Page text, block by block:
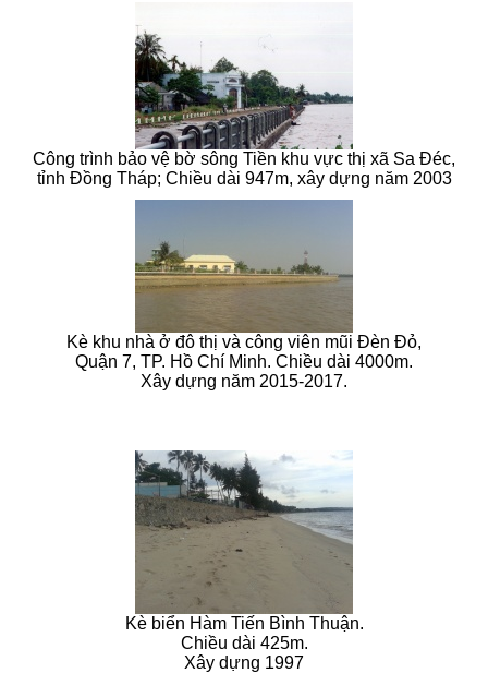
Công trình bảo vệ bờ sông Tiền khu vực thị xã Sa Đéc,
tỉnh Đồng Tháp; Chiều dài 947m, xây dựng năm 2003
Kè khu nhà ở đô thị và công viên mũi Đèn Đỏ,
Quận 7, TP. Hồ Chí Minh. Chiều dài 4000m.
Xây dựng năm 2015-2017.
Kè biển Hàm Tiến Bình Thuận.
Chiều dài 425m.
Xây dựng 1997